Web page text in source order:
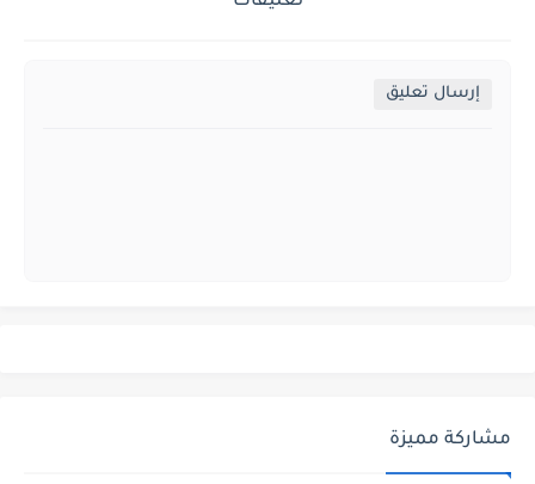
إرسال تعليق
مشاركة مميزة